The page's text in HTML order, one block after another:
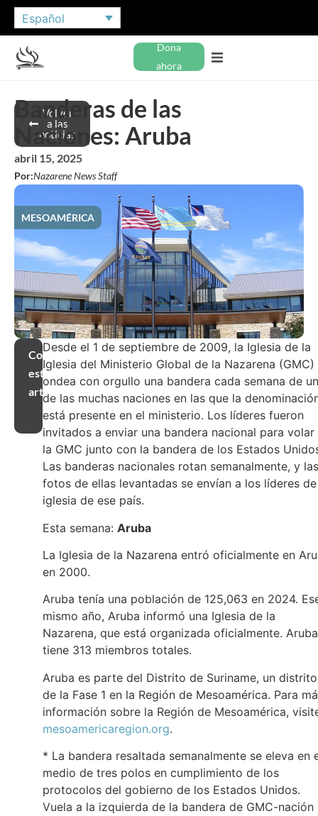
Español
Dona
ahora
Volver
a las
noticias
Banderas de las
Naciones: Aruba
abril 15, 2025
Por:Nazarene News Staff
MESOAMÉRICA
Compartir
este
artículo
Desde el 1 de septiembre de 2009, la Iglesia de la
Iglesia del Ministerio Global de la Nazarena (GMC)
ondea con orgullo una bandera cada semana de
de las muchas naciones en las que la
está presente en el ministerio. Los líderes fueron
invitados a enviar una bandera nacional para volar
la GMC junto con la bandera de los Estados
Las banderas nacionales rotan semanalmente, y las
fotos de ellas levantadas se envían a los líderes
iglesia de ese país.
Esta semana: Aruba
La Iglesia de la Nazarena entró oficialmente en
en 2000.
Aruba tenía una población de 125,063 en 2024.
mismo año, Aruba informó una Iglesia de la
Nazarena, que está organizada oficialmente. Aruba
tiene 313 miembros totales.
Aruba es parte del Distrito de Suriname, un distrito
de la Fase 1 en la Región de Mesoamérica. Para
información sobre la Región de Mesoamérica,
mesoamericaregion.org.
* La bandera resaltada semanalmente se eleva en
medio de tres polos en cumplimiento de los
protocolos del gobierno de los Estados Unidos.
Vuela a la izquierda de la bandera de GMC-nación